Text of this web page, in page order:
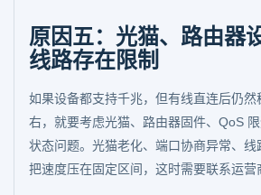
原因五：光猫、路由器
线路存在限制
如果设备都支持千兆，但有线直连后仍
右，就要考虑光猫、路由器固件、QoS
状态问题。光猫老化、端口协商异常、
把速度压在固定区间，这时需要联系运营